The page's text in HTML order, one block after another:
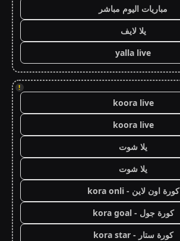
مباريات اليوم مباشر
يلا لايف
yalla live
!
koora live
koora live
يلا شوت
يلا شوت
كورة اون لاين - kora onli
كورة جول - kora goal
كورة ستار - kora star